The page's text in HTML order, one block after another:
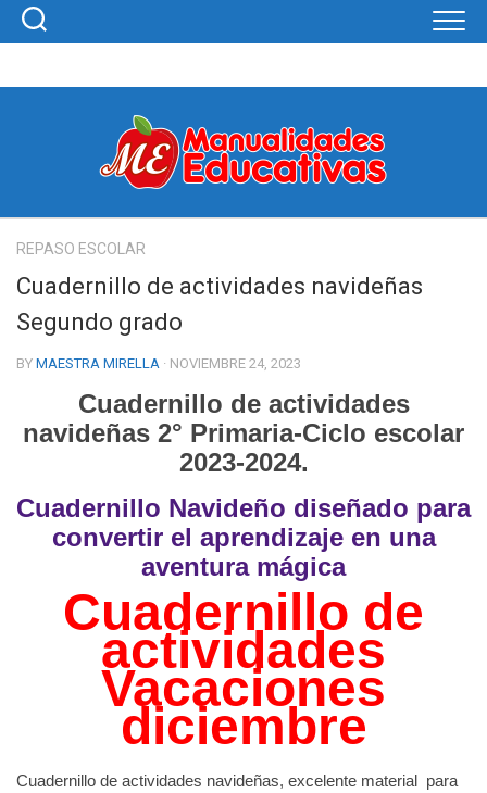
Skip
REPASO ESCOLAR
Cuadernillo de actividades navideñas
Segundo grado
BY MAESTRA MIRELLA · NOVIEMBRE 24, 2023
Cuadernillo de actividades
navideñas 2° Primaria-Ciclo escolar
2023-2024.
Cuadernillo Navideño diseñado para
convertir el aprendizaje en una
aventura mágica
Cuadernillo de
actividades
Vacaciones
diciembre
Cuadernillo de actividades navideñas, excelente material para